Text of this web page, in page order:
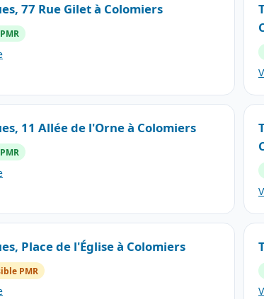
77 Rue Gilet à Colomiers
11 Allée de l'Orne à Colomiers
Place de l'Église à Colomiers
PMR